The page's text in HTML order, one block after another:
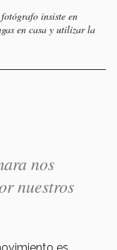
insiste en
en casa y utilizar la
nos
nuestros